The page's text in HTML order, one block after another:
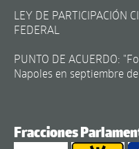
LEY DE PARTICIPACIÓN
FEDERAL
PUNTO DE ACUERDO:
Napoles en septiembre
Fracciones